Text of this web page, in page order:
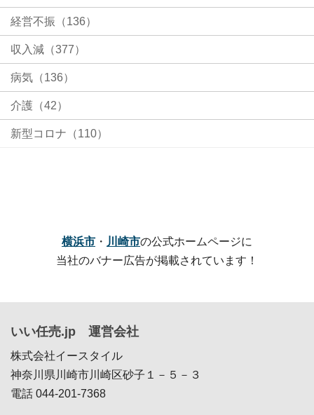
経営不振（136）
収入減（377）
病気（136）
介護（42）
新型コロナ（110）
横浜市 ・ 川崎市の公式ホームページに
当社のバナー広告が掲載されています！
いい任売.jp 運営会社
株式会社イースタイル
神奈川県川崎市川崎区砂子１－５－３
電話 044-201-7368